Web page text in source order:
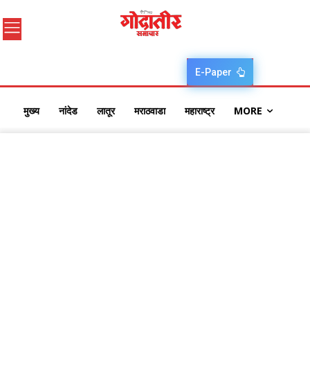
E-Paper
मुख्य नांदेड लातूर मराठवाडा महाराष्ट्र MORE